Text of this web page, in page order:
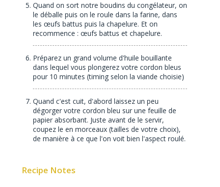
Quand on sort notre boudins du congélateur, on
le déballe puis on le roule dans la farine, dans
les œufs battus puis la chapelure. Et on
recommence : œufs battus et chapelure.
Préparez un grand volume d'huile bouillante
dans lequel vous plongerez votre cordon bleus
pour 10 minutes (timing selon la viande choisie)
Quand c'est cuit, d'abord laissez un peu
dégorger votre cordon bleu sur une feuille de
papier absorbant. Juste avant de le servir,
coupez le en morceaux (tailles de votre choix),
de manière à ce que l'on voit bien l'aspect roulé.
Recipe Notes